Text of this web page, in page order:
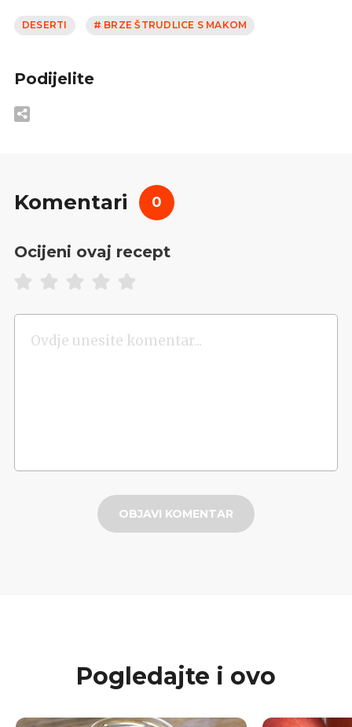
DESERTI # BRZE ŠTRUDLICE S MAKOM
Podijelite
Komentari 0
Ocijeni ovaj recept
OBJAVI KOMENTAR
Pogledajte i ovo